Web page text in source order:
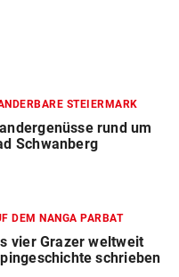
STEIERMARK
rund um
Schwanberg
DEM NANGA PARBAT
vier Grazer weltweit
schrieben